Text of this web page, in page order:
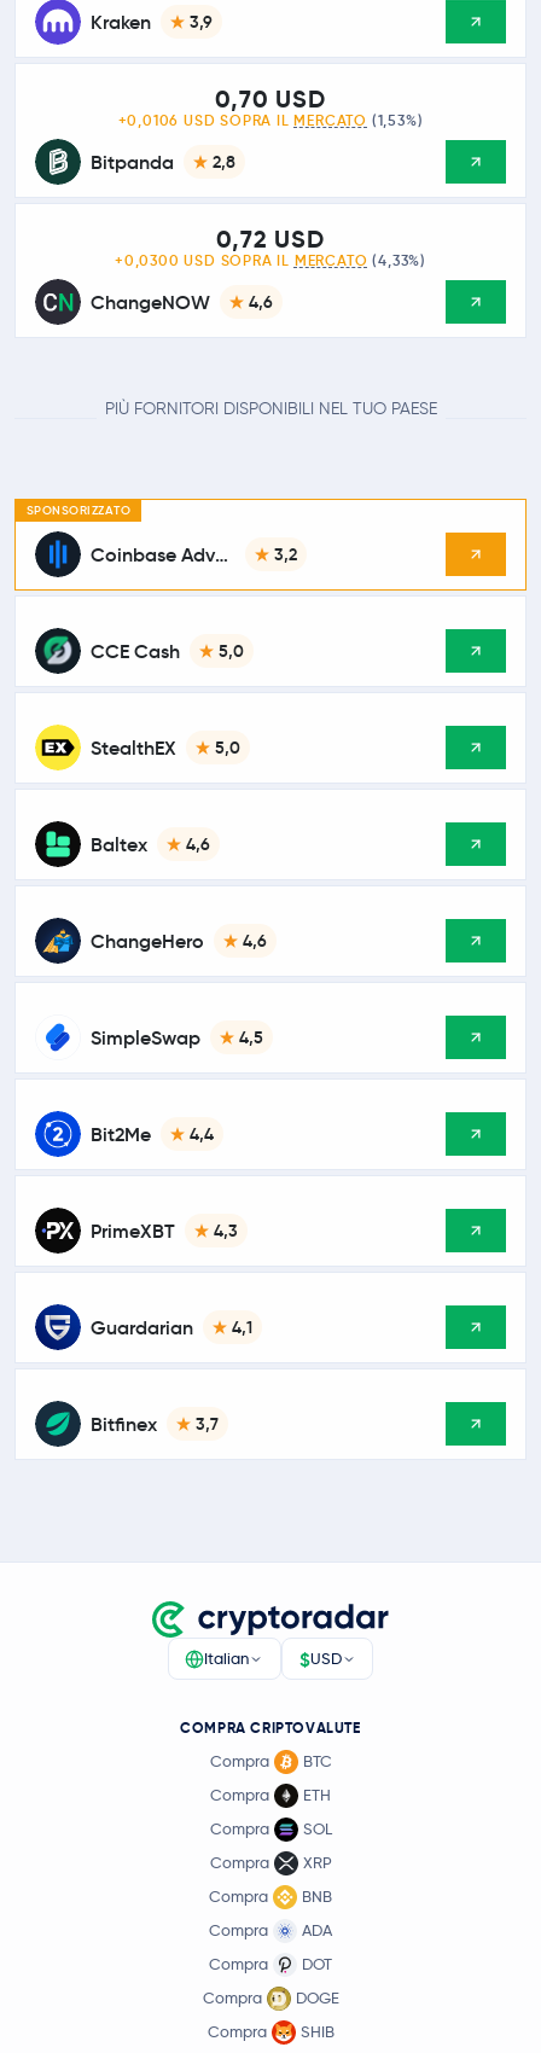
Kraken 3,9
Bitpanda 2,8
0,70 USD
+0,0106 USD SOPRA IL MERCATO (1,53%)
ChangeNOW 4,6
0,72 USD
+0,0300 USD SOPRA IL MERCATO (4,33%)
PIÙ FORNITORI DISPONIBILI NEL TUO PAESE
SPONSORIZZATO
Coinbase Advanced 3,2
CCE Cash 5,0
StealthEX 5,0
Baltex 4,6
ChangeHero 4,6
SimpleSwap 4,5
Bit2Me 4,4
PrimeXBT 4,3
Guardarian 4,1
Bitfinex 3,7
Italian $USD
COMPRA CRIPTOVALUTE
Compra
BTC
Compra
ETH
Compra
SOL
Compra
XRP
Compra
BNB
Compra
ADA
Compra
DOT
Compra
DOGE
Compra
SHIB